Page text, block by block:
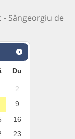
Sângeorgiu de
Du
2
9
16
23